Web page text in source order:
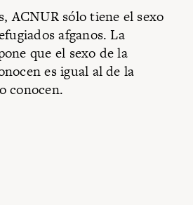
ACNUR sólo tiene el sexo
afganos. La
que el sexo de la
es igual al de la
conocen.